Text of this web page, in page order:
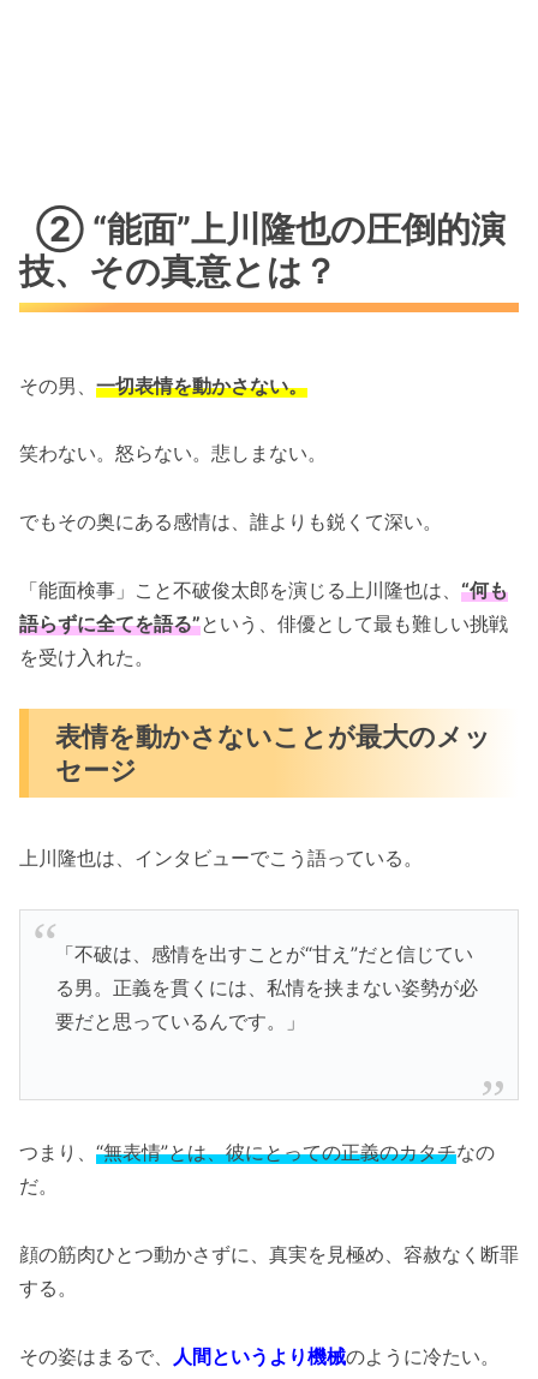
② “能面”上川隆也の圧倒的演
技、その真意とは？
その男、 一切表情を動かさない。
笑わない。怒らない。悲しまない。
でもその奥にある感情は、誰よりも鋭くて深い。
「能面検事」こと不破俊太郎を演じる上川隆也は、 “何も
語らずに全てを語る”という、俳優として最も難しい挑戦
を受け入れた。
表情を動かさないことが最大のメッ
セージ
上川隆也は、インタビューでこう語っている。
「不破は、感情を出すことが“甘え”だと信じてい
る男。正義を貫くには、私情を挟まない姿勢が必
要だと思っているんです。」
つまり、 “無表情”とは、彼にとっての正義のカタチなの
だ。
顔の筋肉ひとつ動かさずに、真実を見極め、容赦なく断罪
する。
その姿はまるで、 人間というより機械のように冷たい。